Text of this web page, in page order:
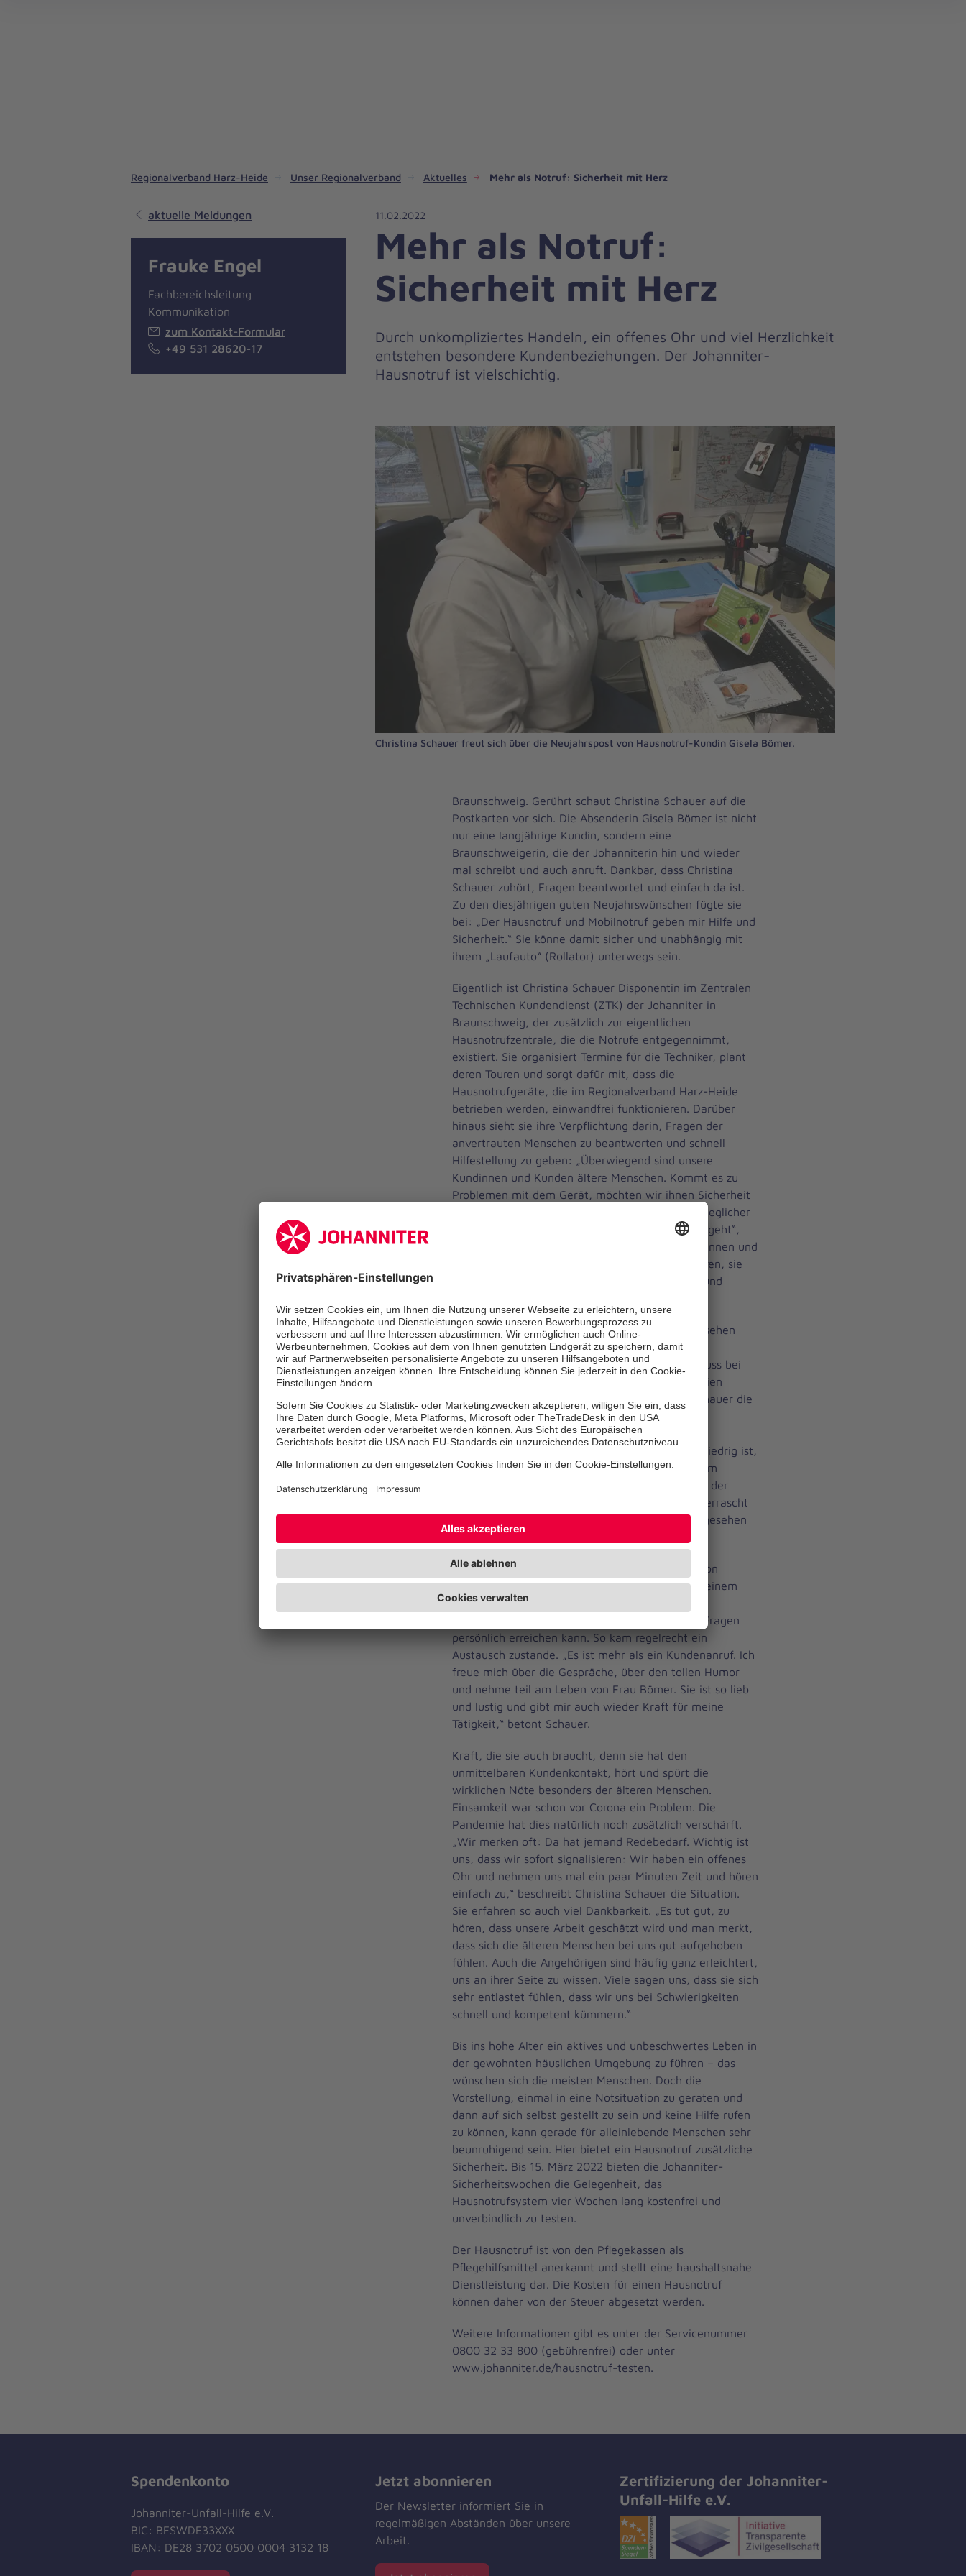
Regionalverband Harz-Heide Unser Regionalverband Aktuelles Mehr als Notruf: Sicherheit mit Herz
11.02.2022
Mehr als Notruf:
Sicherheit mit Herz
Durch unkompliziertes Handeln, ein offenes Ohr und viel Herzlichkeit
entstehen besondere Kundenbeziehungen. Der Johanniter-
Hausnotruf ist vielschichtig.
Christina Schauer freut sich über die Neujahrspost von Hausnotruf-Kundin Gisela Bömer.
Braunschweig. Gerührt schaut Christina Schauer auf die
Postkarten vor sich. Die Absenderin Gisela Bömer ist nicht
nur eine langjährige Kundin, sondern eine
Braunschweigerin, die der Johanniterin hin und wieder
mal schreibt und auch anruft. Dankbar, dass Christina
Schauer zuhört, Fragen beantwortet und einfach da ist.
Zu den diesjährigen guten Neujahrswünschen fügte sie
bei: „Der Hausnotruf und Mobilnotruf geben mir Hilfe und
Sicherheit.“ Sie könne damit sicher und unabhängig mit
ihrem „Laufauto“ (Rollator) unterwegs sein.
Eigentlich ist Christina Schauer Disponentin im Zentralen
Technischen Kundendienst (ZTK) der Johanniter in
Braunschweig, der zusätzlich zur eigentlichen
Hausnotrufzentrale, die die Notrufe entgegennimmt,
existiert. Sie organisiert Termine für die Techniker, plant
deren Touren und sorgt dafür mit, dass die
Hausnotrufgeräte, die im Regionalverband Harz-Heide
betrieben werden, einwandfrei funktionieren. Darüber
hinaus sieht sie ihre Verpflichtung darin, Fragen der
anvertrauten Menschen zu beantworten und schnell
Hilfestellung zu geben: „Überwiegend sind unsere
Kundinnen und Kunden ältere Menschen. Kommt es zu
Problemen mit dem Gerät, möchten wir ihnen Sicherheit
geben und helfen. Wir sind Ansprechpartner bei jeglicher
Schwierigkeit und kümmern uns, egal worum es geht“,
beschreibt Schauer ihre Motivation. „Die Anruferinnen und
Anrufer sind gleich beruhigt, wenn wir signalisieren, sie
sind nicht allein und wir wissen, was zu tun ist, und
Was passiert, wenn ich den roten Knopf aus Versehen
drücke? Oder wenn ich in den Keller runtergehe,
funktioniert der Notruf dann noch? Ab und zu muss bei
technischen Gerätschaften der Akku bzw. Batterien
ausgetauscht werden. Dann schickt Christina Schauer die
Techniker zum Austausch der Apparate los. „Wir
registrieren und kontrollieren Geräte, ob sie
funktionstüchtig sind. Wenn z.B. der Akkustand niedrig ist,
melden wir uns sofort.“ Es kann nämlich bei einem
bestimmten Mobilteil sein, dass es lange nicht in der
Aufladestation lag. „Kunden sind vollkommen überrascht
und gleichermaßen sehr glücklich, dass wir das gesehen
haben, weil sie nicht daran gedacht haben.“
Gisela Bömer hat die herzliche Zugewandtheit von
Christina Schauer besonders gut gefallen. Nach einem
ersten Telefonkontakt bat sie um die direkte
Telefondurchwahl, sodass sie sie bei Nöten und Fragen
persönlich erreichen kann. So kam regelrecht ein
Austausch zustande. „Es ist mehr als ein Kundenanruf. Ich
freue mich über die Gespräche, über den tollen Humor
und nehme teil am Leben von Frau Bömer. Sie ist so lieb
und lustig und gibt mir auch wieder Kraft für meine
Tätigkeit,“ betont Schauer.
Kraft, die sie auch braucht, denn sie hat den
unmittelbaren Kundenkontakt, hört und spürt die
wirklichen Nöte besonders der älteren Menschen.
Einsamkeit war schon vor Corona ein Problem. Die
Pandemie hat dies natürlich noch zusätzlich verschärft.
„Wir merken oft: Da hat jemand Redebedarf. Wichtig ist
uns, dass wir sofort signalisieren: Wir haben ein offenes
Ohr und nehmen uns mal ein paar Minuten Zeit und hören
einfach zu,“ beschreibt Christina Schauer die Situation.
Sie erfahren so auch viel Dankbarkeit. „Es tut gut, zu
hören, dass unsere Arbeit geschätzt wird und man merkt,
dass sich die älteren Menschen bei uns gut aufgehoben
fühlen. Auch die Angehörigen sind häufig ganz erleichtert,
uns an ihrer Seite zu wissen. Viele sagen uns, dass sie sich
sehr entlastet fühlen, dass wir uns bei Schwierigkeiten
schnell und kompetent kümmern.“
Bis ins hohe Alter ein aktives und unbeschwertes Leben in
der gewohnten häuslichen Umgebung zu führen – das
wünschen sich die meisten Menschen. Doch die
Vorstellung, einmal in eine Notsituation zu geraten und
dann auf sich selbst gestellt zu sein und keine Hilfe rufen
zu können, kann gerade für alleinlebende Menschen sehr
beunruhigend sein. Hier bietet ein Hausnotruf zusätzliche
Sicherheit. Bis 15. März 2022 bieten die Johanniter-
Sicherheitswochen die Gelegenheit, das
Hausnotrufsystem vier Wochen lang kostenfrei und
unverbindlich zu testen.
Der Hausnotruf ist von den Pflegekassen als
Pflegehilfsmittel anerkannt und stellt eine haushaltsnahe
Dienstleistung dar. Die Kosten für einen Hausnotruf
können daher von der Steuer abgesetzt werden.
Weitere Informationen gibt es unter der Servicenummer
0800 32 33 800 (gebührenfrei) oder unter
www.johanniter.de/hausnotruf-testen.
aktuelle Meldungen
Frauke Engel
Fachbereichsleitung
Kommunikation
zum Kontakt-Formular
+49 531 28620-17
Spendenkonto
Johanniter-Unfall-Hilfe e.V.
BIC: BFSWDE33XXX
IBAN: DE28 3702 0500 0004 3132 18
Jetzt abonnieren
Der Newsletter informiert Sie in
regelmäßigen Abständen über unsere
Arbeit.
Zertifizierung der Johanniter-
Unfall-Hilfe e.V.